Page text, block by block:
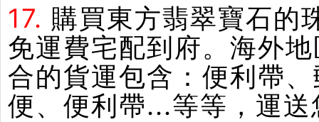
17. 購買東方翡翠寶石的
免運費宅配到府。海外
合的貨運包含：便利帶
便、便利帶...等等，運